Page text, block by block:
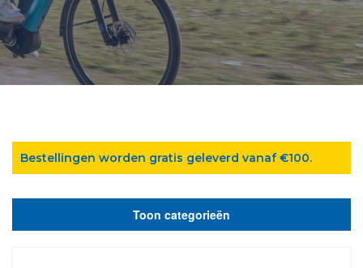
Bestellingen worden gratis geleverd vanaf €100.
Toon categorieën